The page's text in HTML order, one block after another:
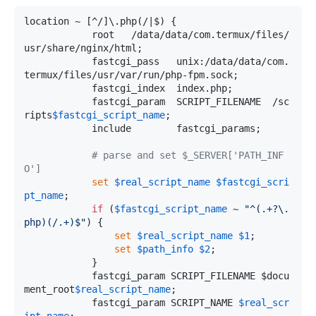
location ~ [^/]\.php(/|$) {
usr/share/nginx/html;
termux/files/usr/var/run/php-fpm.sock;
ripts$fastcgi_script_name;
# parse and set $_SERVER['PATH_INF
O']
set
$real_script_name $fastcgi_scri
pt_name;
if ($fastcgi_script_name ~
"^(.+?\.
php)(/.+)$") {
set
$real_script_name $1 ;
set
$path_info $2;
ment_root$real_script_name;
            fastcgi_param SCRIPT_NAME
$real_scr